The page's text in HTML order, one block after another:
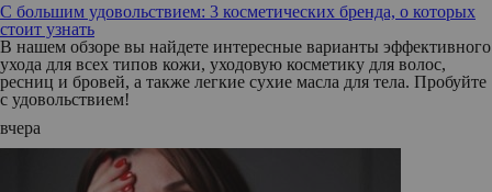
С большим удовольствием: 3 косметических бренда, о которых
стоит узнать
В нашем обзоре вы найдете интересные варианты эффективного
ухода для всех типов кожи, уходовую косметику для волос,
ресниц и бровей, а также легкие сухие масла для тела. Пробуйте
с удовольствием!
вчера